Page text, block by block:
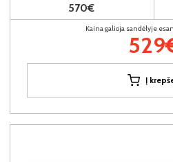
570€
Kaina galioja sandėlyje
Į